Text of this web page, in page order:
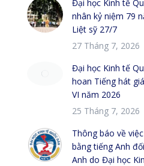
Đại học Kinh tế
nhân kỷ niệm 79
Liệt sỹ 27/7
27 Tháng 7, 2026
Đại học Kinh tế
hoan Tiếng hát
VI năm 2026
25 Tháng 7, 2026
Thông báo về
bằng tiếng Anh
Anh do Đại học